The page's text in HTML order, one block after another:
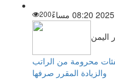
200
اليمن
محرومة من الراتب
والزيادة المقرر صرفها